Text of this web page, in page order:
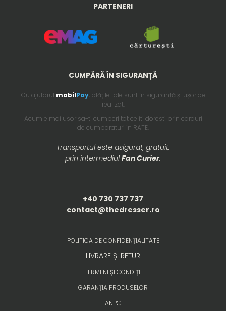
PARTENERI
CUMPĂRĂ ÎN SIGURANȚĂ
Cu ajutorul mobilPay, plățile tale sunt în siguranță și ușor de
realizat.
Acum e mai usor sa-ti cumperi tot ce iti doresti prin carduri
de cumparaturi in RATE.
Transportul este asigurat, gratuit,
prin intermediulFan Curier.
+40 730 737 737
contact@thedresser.ro
POLITICA DE CONFIDENȚIALITATE
LIVRARE ȘI RETUR
TERMENI ȘI CONDIȚII
GARANȚIA PRODUSELOR
ANPC